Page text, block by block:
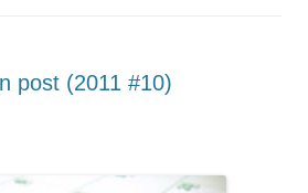
post (2011 #10)